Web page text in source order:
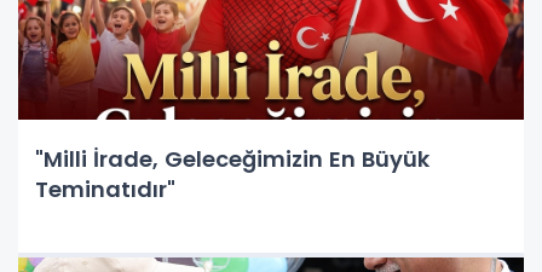
"Milli İrade, Geleceğimizin En Büyük
Teminatıdır"